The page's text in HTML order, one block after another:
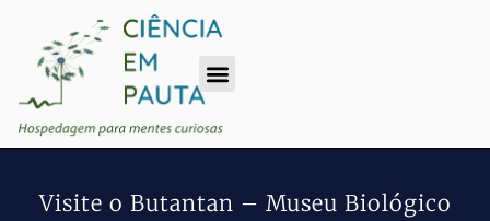
Visite o Butantan – Museu Biológico